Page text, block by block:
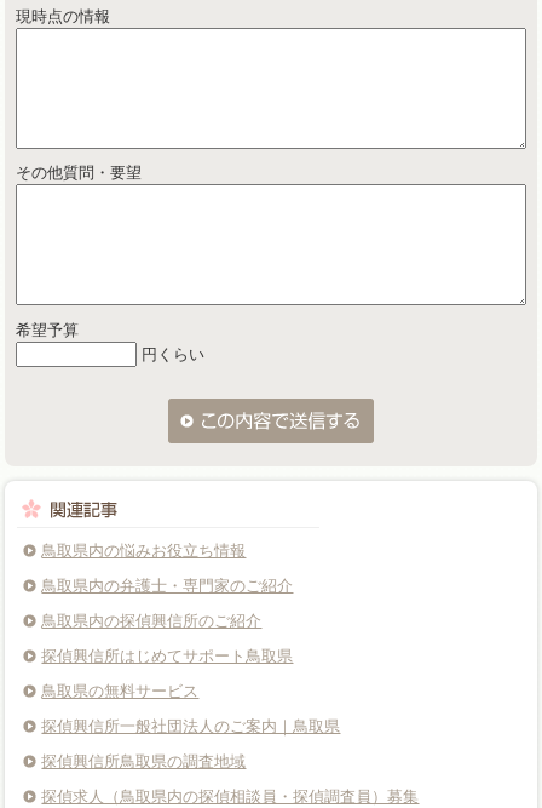
現時点の情報
その他質問・要望
希望予算
円くらい
鳥取県内の悩みお役立ち情報
鳥取県内の弁護士・専門家のご紹介
鳥取県内の探偵興信所のご紹介
探偵興信所はじめてサポート鳥取県
鳥取県の無料サービス
探偵興信所一般社団法人のご案内｜鳥取県
探偵興信所鳥取県の調査地域
探偵求人（鳥取県内の探偵相談員・探偵調査員）募集